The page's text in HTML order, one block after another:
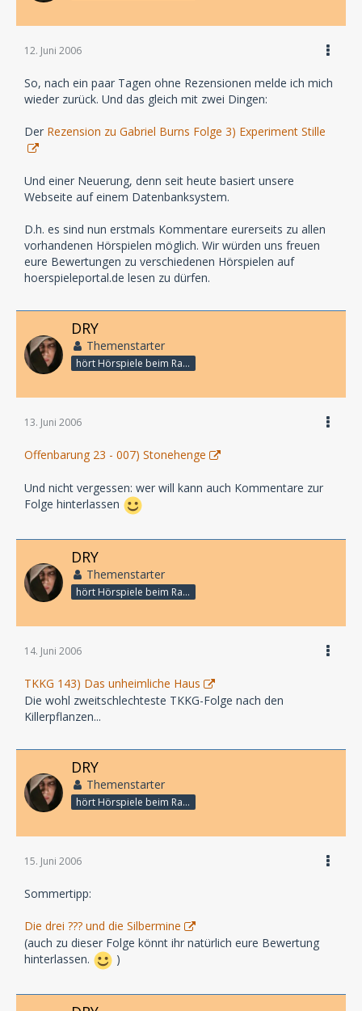
12. Juni 2006
So, nach ein paar Tagen ohne Rezensionen melde ich mich
wieder zurück. Und das gleich mit zwei Dingen:
Der Rezension zu Gabriel Burns Folge 3) Experiment Stille
Und einer Neuerung, denn seit heute basiert unsere
Webseite auf einem Datenbanksystem.
D.h. es sind nun erstmals Kommentare eurerseits zu allen
vorhandenen Hörspielen möglich. Wir würden uns freuen
eure Bewertungen zu verschiedenen Hörspielen auf
hoerspieleportal.de lesen zu dürfen.
DRY
Themenstarter
hört Hörspiele beim Rasenmähen
13. Juni 2006
Offenbarung 23 - 007) Stonehenge
Und nicht vergessen: wer will kann auch Kommentare zur
Folge hinterlassen
DRY
Themenstarter
hört Hörspiele beim Rasenmähen
14. Juni 2006
TKKG 143) Das unheimliche Haus
Die wohl zweitschlechteste TKKG-Folge nach den
Killerpflanzen...
DRY
Themenstarter
hört Hörspiele beim Rasenmähen
15. Juni 2006
Sommertipp:
Die drei ??? und die Silbermine
(auch zu dieser Folge könnt ihr natürlich eure Bewertung
hinterlassen.
)